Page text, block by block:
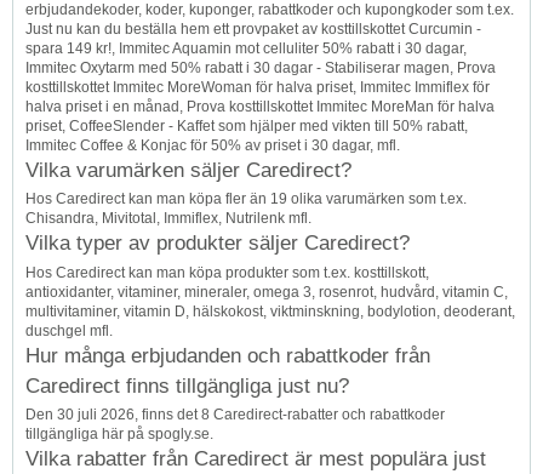
erbjudandekoder, koder, kuponger, rabattkoder och kupongkoder som t.ex.
Just nu kan du beställa hem ett provpaket av kosttillskottet Curcumin -
spara 149 kr!, Immitec Aquamin mot celluliter 50% rabatt i 30 dagar,
Immitec Oxytarm med 50% rabatt i 30 dagar - Stabiliserar magen, Prova
kosttillskottet Immitec MoreWoman för halva priset, Immitec Immiflex för
halva priset i en månad, Prova kosttillskottet Immitec MoreMan för halva
priset, CoffeeSlender - Kaffet som hjälper med vikten till 50% rabatt,
Immitec Coffee & Konjac för 50% av priset i 30 dagar, mfl.
Vilka varumärken säljer Caredirect?
Hos Caredirect kan man köpa fler än 19 olika varumärken som t.ex.
Chisandra, Mivitotal, Immiflex, Nutrilenk mfl.
Vilka typer av produkter säljer Caredirect?
Hos Caredirect kan man köpa produkter som t.ex. kosttillskott,
antioxidanter, vitaminer, mineraler, omega 3, rosenrot, hudvård, vitamin C,
multivitaminer, vitamin D, hälskokost, viktminskning, bodylotion, deoderant,
duschgel mfl.
Hur många erbjudanden och rabattkoder från
Caredirect finns tillgängliga just nu?
Den 30 juli 2026, finns det 8 Caredirect-rabatter och rabattkoder
tillgängliga här på spogly.se.
Vilka rabatter från Caredirect är mest populära just